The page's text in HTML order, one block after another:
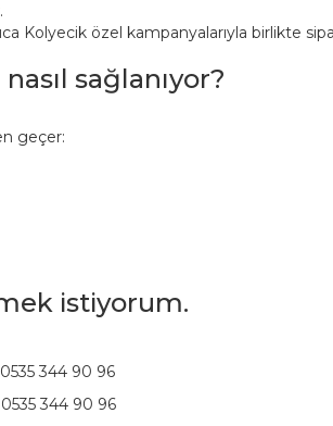
Kolyecik özel kampanyalarıyla birlikte
sağlanıyor?
geçer:
istiyorum.
344 90 96
344 90 96